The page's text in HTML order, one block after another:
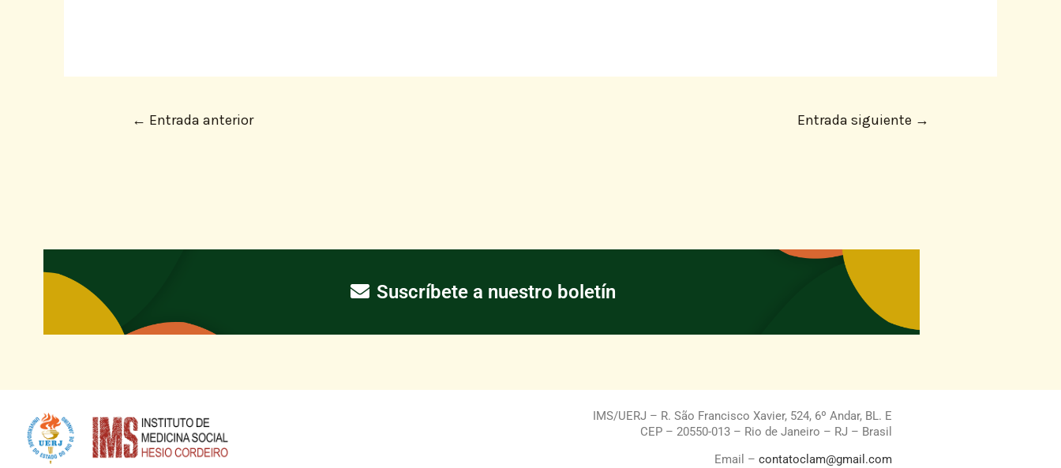
← Entrada anterior Entrada siguiente →
Suscríbete a nuestro boletín
IMS/UERJ – R. São Francisco Xavier, 524, 6º Andar, BL. E
CEP – 20550-013 – Rio de Janeiro – RJ – Brasil
Email – contatoclam@gmail.com